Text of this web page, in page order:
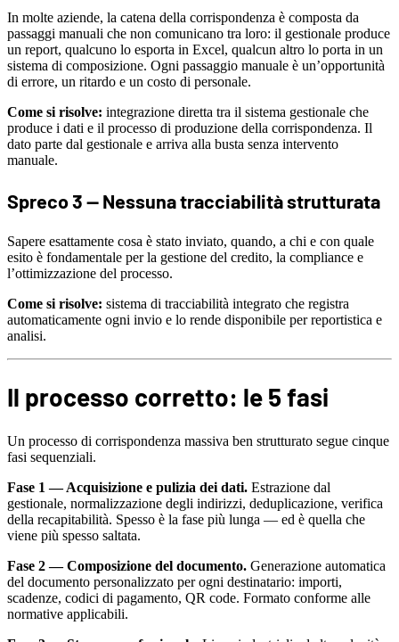
In molte aziende, la catena della corrispondenza è composta da
passaggi manuali che non comunicano tra loro: il gestionale produce
un report, qualcuno lo esporta in Excel, qualcun altro lo porta in un
sistema di composizione. Ogni passaggio manuale è un’opportunità
di errore, un ritardo e un costo di personale.
Come si risolve: integrazione diretta tra il sistema gestionale che
produce i dati e il processo di produzione della corrispondenza. Il
dato parte dal gestionale e arriva alla busta senza intervento
manuale.
Spreco 3 — Nessuna tracciabilità strutturata
Sapere esattamente cosa è stato inviato, quando, a chi e con quale
esito è fondamentale per la gestione del credito, la compliance e
l’ottimizzazione del processo.
Come si risolve: sistema di tracciabilità integrato che registra
automaticamente ogni invio e lo rende disponibile per reportistica e
analisi.
Il processo corretto: le 5 fasi
Un processo di corrispondenza massiva ben strutturato segue cinque
fasi sequenziali.
Fase 1 — Acquisizione e pulizia dei dati. Estrazione dal
gestionale, normalizzazione degli indirizzi, deduplicazione, verifica
della recapitabilità. Spesso è la fase più lunga — ed è quella che
viene più spesso saltata.
Fase 2 — Composizione del documento. Generazione automatica
del documento personalizzato per ogni destinatario: importi,
scadenze, codici di pagamento, QR code. Formato conforme alle
normative applicabili.